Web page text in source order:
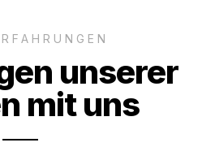
unserer
mit uns